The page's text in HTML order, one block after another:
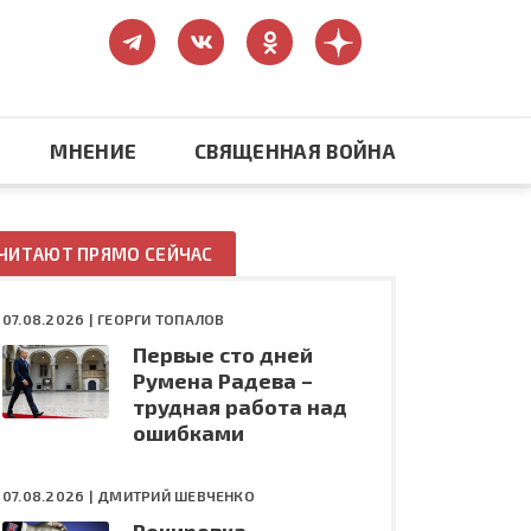
Конфликт на Украине
МНЕНИЕ СВЯЩЕННАЯ ВОЙНА
ПРЯМО СЕЙЧАС
07.08.2026 | ГЕОРГИ ТОПАЛОВ
Первые сто дней
Румена Радева –
трудная работа над
ошибками
07.08.2026 | ДМИТРИЙ ШЕВЧЕНКО